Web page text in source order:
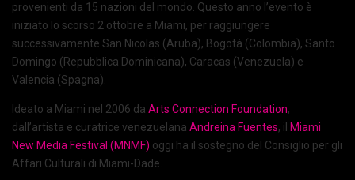
provenienti da 15 nazioni del mondo. Questo anno l’evento è
iniziato lo scorso 2 ottobre a Miami, per raggiungere
successivamente San Nicolas (Aruba), Bogotà (Colombia), Santo
Domingo (Repubblica Dominicana), Caracas (Venezuela) e
Valencia (Spagna).
Ideato a Miami nel 2006 da Arts Connection Foundation,
dall’artista e curatrice venezuelana Andreina Fuentes, il Miami
New Media Festival (MNMF) oggi ha il sostegno del Consiglio per gli
Affari Culturali di Miami-Dade.